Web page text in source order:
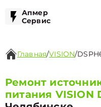
Апмер
Сервис
Главная/VISION/
Ремонт
питания VISION